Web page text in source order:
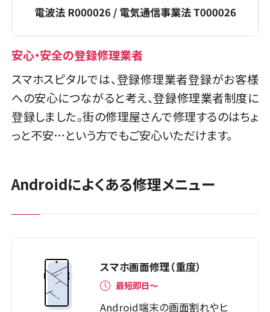
安心・安全の登録修理業者
スマホスピタルでは、登録修理業者登録がお客様
への安心につながると考え、登録修理業者制度に
登録しました。街の修理屋さんで修理するのはちょ
っと不安…という方でもご安心いただけます。
Androidによくある修理メニュー
スマホ画面修理（重度）
最短即日～
Android端末の画面割れやヒ